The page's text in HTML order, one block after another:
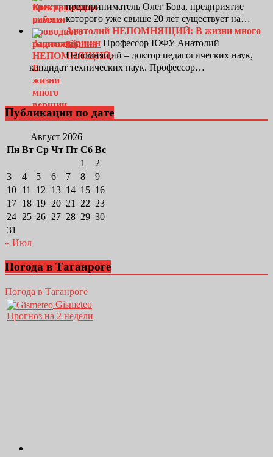
предприниматель Олег Бова, предприятие
которого уже свыше 20 лет существует на…
Анатолий НЕПОМНЯЩИЙ: В жизни много
вершин Профессор ЮФУ Анатолий
Непомнящий – доктор педагогических наук,
кандидат технических наук. Профессор…
Публикации по дате
Август 2026
Пн Вт Ср Чт Пт Сб Вс
1
2
3
4 5 6 7 8
9
10 11 12 13 14 15 16
17 18 19 20 21 22 23
24 25 26 27 28 29 30
31
« Июл
Погода в Таганроге
Погода в Таганроге
Gismeteo
Прогноз на 2 недели